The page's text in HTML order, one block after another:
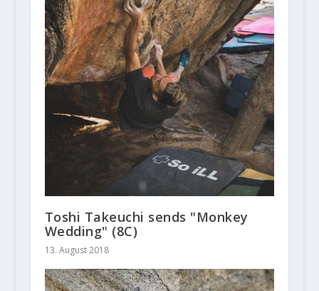
Toshi Takeuchi sends "Monkey
Wedding" (8C)
13. August 2018